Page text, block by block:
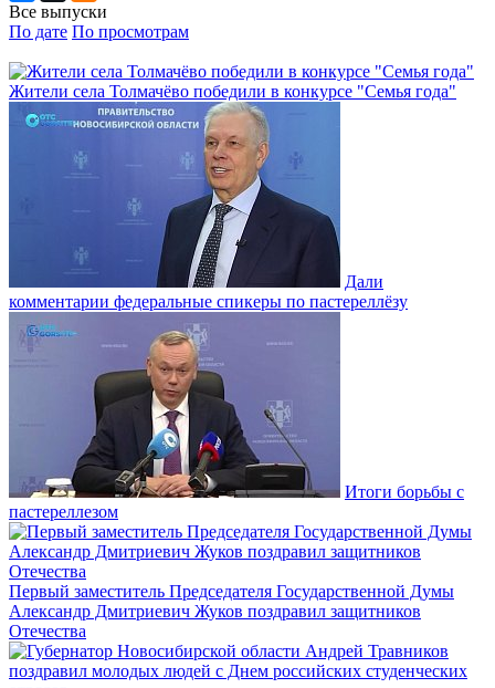
Все выпуски
По дате По просмотрам
Жители села Толмачёво победили в конкурсе "Семья года"
Дали
комментарии федеральные спикеры по пастереллёзу
Итоги борьбы с
пастереллезом
Первый заместитель Председателя Государственной Думы
Александр Дмитриевич Жуков поздравил защитников
Отечества